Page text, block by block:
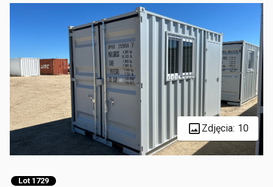
Zdjęcia: 10
Lot 1729